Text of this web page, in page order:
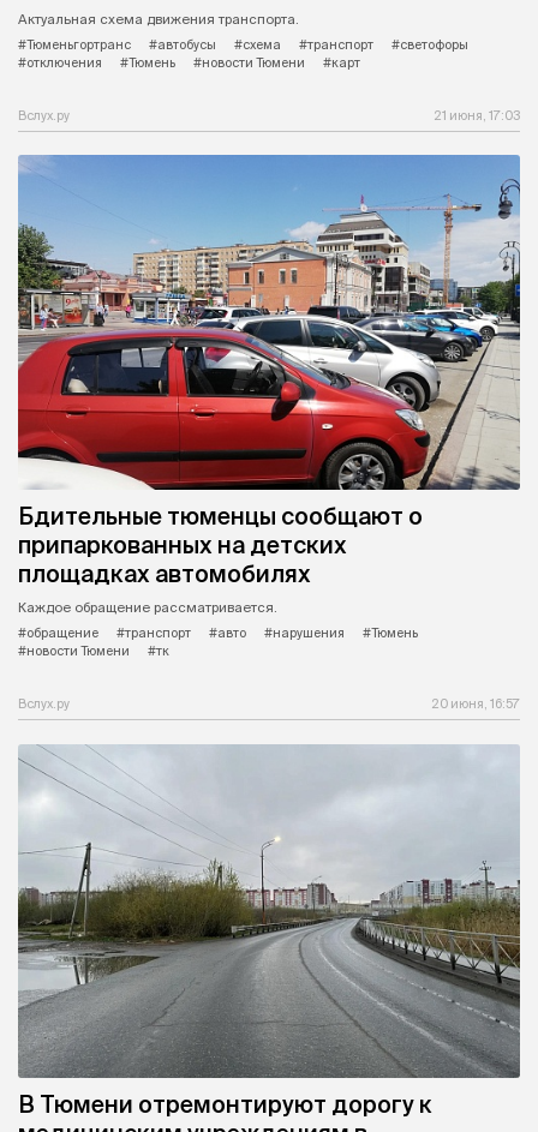
Актуальная схема движения транспорта.
#Тюменьгортранс
#автобусы #схема #транспорт
#светофоры
#отключения
#Тюмень #новости Тюмени #карт
Вслух.ру 21 июня, 17:03
Бдительные тюменцы сообщают о
припаркованных на детских
площадках автомобилях
Каждое обращение рассматривается.
#обращение
#транспорт #авто #нарушения
#Тюмень
#новости Тюмени
#тк
Вслух.ру 20 июня, 16:57
В Тюмени отремонтируют дорогу к